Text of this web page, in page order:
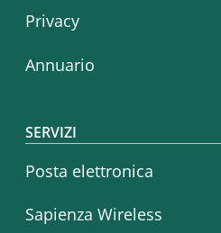
Privacy
Annuario
SERVIZI
Posta elettronica
Sapienza Wireless